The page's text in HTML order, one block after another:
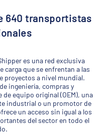
640 transportistas
es una red exclusiva
carga que se enfrentan a las
proyectos a nivel mundial.
ingeniería, compras y
equipo original (OEM), una
industrial o un promotor de
un acceso sin igual a los
del sector en todo el